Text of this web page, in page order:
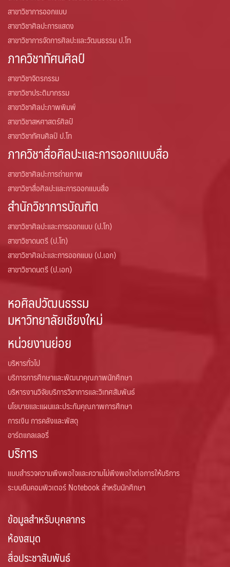
สาขาวิชาการออกแบบ
สาขาวิชาศิลปะการแสดง
สาขาวิชาการจัดการศิลปะและวัฒนธรรม ป.โท
ภาควิชาทัศนศิลป์
สาขาวิชาจิตรกรรม
สาขาวิชาประติมากรรม
สาขาวิชาศิลปะภาพพิมพ์
สาขาวิชาสหศาสตร์ศิลป์
สาขาวิชาทัศนศิลป์ ป.โท
ภาควิชาสื่อศิลปะและการออกแบบสื่อ
สาขาวิชาศิลปะการถ่ายภาพ
สาขาวิชาสื่อศิลปะและการออกแบบสื่อ
สำนักวิชาการบัณฑิต
สาขาวิชาศิลปะและการออกแบบ (ป.โท)
สาขาวิชาดนตรี (ป.โท)
สาขาวิชาศิลปะและการออกแบบ (ป.เอก)
สาขาวิชาดนตรี (ป.เอก)
หอศิลปวัฒนธรรม
มหาวิทยาลัยเชียงใหม่
หน่วยงานย่อย
บริหารทั่วไป
บริการการศึกษาและพัฒนาคุณภาพนักศึกษา
บริหารงานวิจัยบริการวิชาการและวิเทศสัมพันธ์
นโยบายและแผนและประกันคุณภาพการศึกษา
การเงิน การคลังและพัสดุ
อาร์ตแกลเลอรี่
บริการ
แบบสำรวจความพึงพอใจและความไม่พึงพอใจต่อการให้บริการ
ระบบยืมคอมพิวเตอร์ Notebook สำหรับนักศึกษา
ข้อมูลสำหรับบุคลากร
ห้องสมุด
สื่อประชาสัมพันธ์